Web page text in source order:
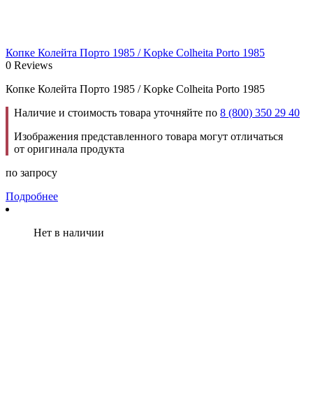
Копке Колейта Порто 1985 / Kopke Colheita Porto 1985
0 Reviews
Копке Колейта Порто 1985 / Kopke Colheita Porto 1985
Наличие и стоимость товара уточняйте по 8 (800) 350 29 40
Изображения представленного товара могут отличаться
от оригинала продукта
по запросу
Подробнее
Нет в наличии